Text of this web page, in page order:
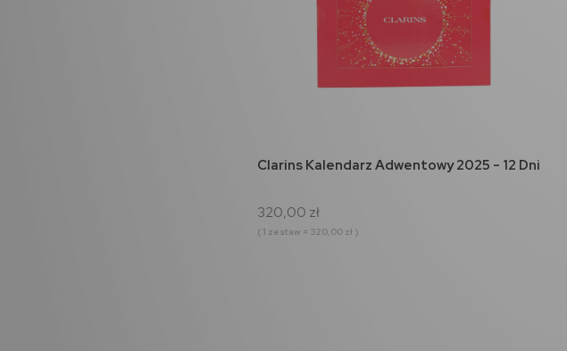
do koszyka
Clarins Kalendarz Adwentowy 2025 - 12 Dni
320,00 zł
( 1 zestaw = 320,00 zł )